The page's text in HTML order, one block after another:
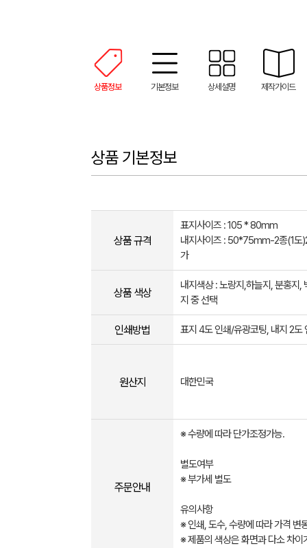
상품정보 기본정보 상세설명 제작가이드
상품 기본정보
상품 규격
표지사이즈 : 105 * 80mm
내지사이즈 : 50*75mm-2종(1도
가
상품 색상
내지색상 : 노랑지,하늘지, 분홍지,
지 중 선택
인쇄방법 표지 4도 인쇄/유광코팅, 내지 2도
원산지 대한민국
주문안내
※ 수량에 따라 단가조정가능.
별도여부
※ 부가세 별도
유의사항
※ 인쇄, 도수, 수량에 따라 가격 변
※ 제품의 색상은 화면과 다소 차이